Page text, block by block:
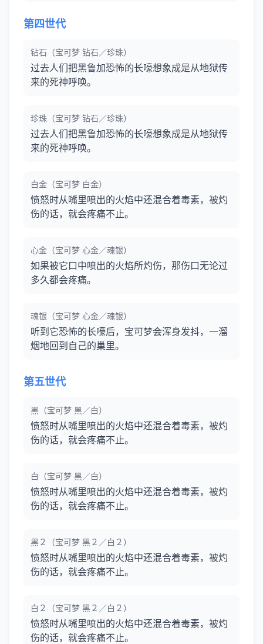
第四世代
钻石（宝可梦 钻石／珍珠）
过去人们把黑鲁加恐怖的长嚎想象成是从地狱传
来的死神呼唤。
珍珠（宝可梦 钻石／珍珠）
过去人们把黑鲁加恐怖的长嚎想象成是从地狱传
来的死神呼唤。
白金（宝可梦 白金）
愤怒时从嘴里喷出的火焰中还混合着毒素，被灼
伤的话，就会疼痛不止。
心金（宝可梦 心金／魂银）
如果被它口中喷出的火焰所灼伤，那伤口无论过
多久都会疼痛。
魂银（宝可梦 心金／魂银）
听到它恐怖的长嚎后，宝可梦会浑身发抖，一溜
烟地回到自己的巢里。
第五世代
黑（宝可梦 黑／白）
愤怒时从嘴里喷出的火焰中还混合着毒素，被灼
伤的话，就会疼痛不止。
白（宝可梦 黑／白）
愤怒时从嘴里喷出的火焰中还混合着毒素，被灼
伤的话，就会疼痛不止。
黑２（宝可梦 黑２／白２）
愤怒时从嘴里喷出的火焰中还混合着毒素，被灼
伤的话，就会疼痛不止。
白２（宝可梦 黑２／白２）
愤怒时从嘴里喷出的火焰中还混合着毒素，被灼
伤的话，就会疼痛不止。